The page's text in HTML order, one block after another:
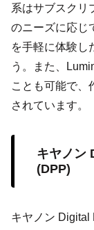
系はサブスクリ
のニーズに応じ
を手軽に体験し
う。また、
ことも可能で、
されています。
キヤノン
(DPP)
キヤノン Digital